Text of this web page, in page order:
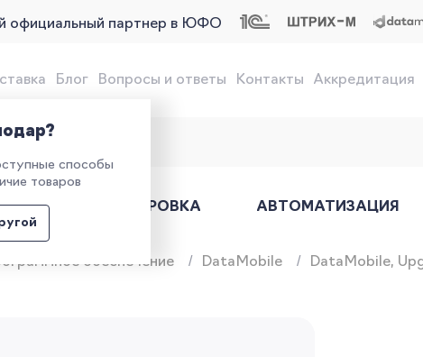
официальный партнер в ЮФО
Блог Вопросы и ответы Контакты Аккредитация
и обслуживание онлайн-касс
МАРКИРОВКА АВТОМАТИЗАЦИЯ
обеспечение DataMobile DataMobile,
способы
товаров